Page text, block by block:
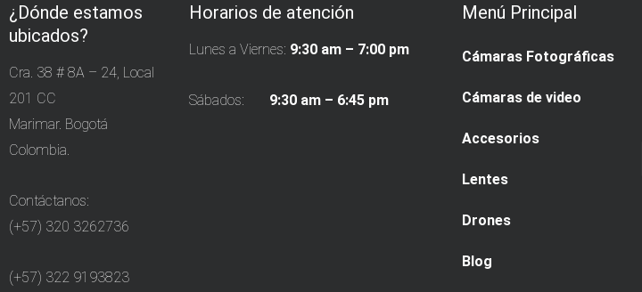
¿Dónde estamos
ubicados?
Cra. 38 # 8A – 24, Local
201 CC
Marimar. Bogotá
Colombia.
Contáctanos:
(+57) 320 3262736
(+57) 322 9193823
Horarios de atención
Lunes a Viernes: 9:30 am – 7:00 pm
Sábados: 9:30 am – 6:45 pm
Menú Principal
Cámaras Fotográficas
Cámaras de video
Accesorios
Lentes
Drones
Blog